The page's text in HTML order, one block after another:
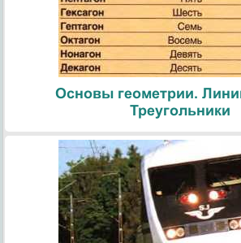
Основы геометрии.
Треугольники